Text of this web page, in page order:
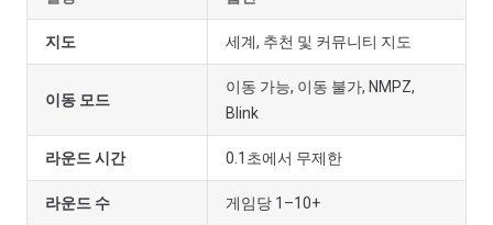
지도 세계, 추천 및 커뮤니티 지도
이동 모드
이동 가능, 이동 불가, NMPZ,
Blink
라운드 시간 0.1초에서 무제한
라운드 수 게임당 1–10+